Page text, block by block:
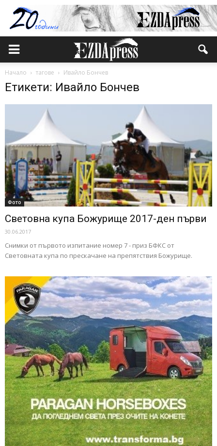
Начало тагове Ивайло Бончев
Етикети: Ивайло Бончев
Фото
Световна купа Божурище 2017-ден първи
30.06.2017
Снимки от първото изпитание номер 7 - приз БФКС от
Световната купа по прескачане на препятствия Божурище.